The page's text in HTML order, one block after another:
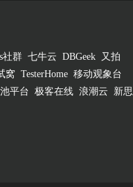
社群 七牛云 DBGeek
又拍
窝 TesterHome 移动观象台
平台 极客在线 浪潮云
新思